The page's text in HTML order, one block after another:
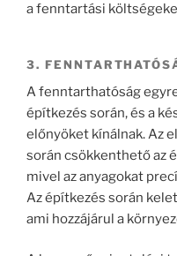
a fenntartási
3.
A fenntarthatóság
építkezés során, és a
előnyöket kínálnak. Az
során csökkenthető az
mivel az anyagokat
Az építkezés során
ami hozzájárul a